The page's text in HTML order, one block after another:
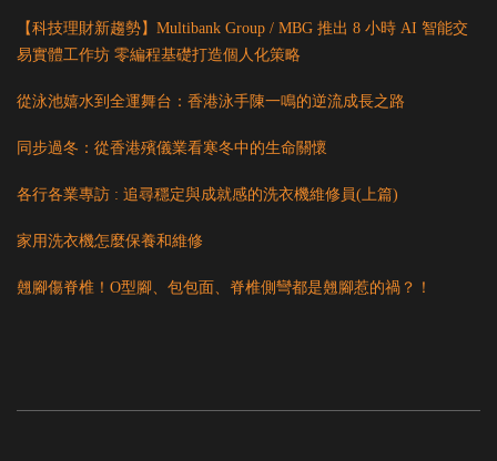
【科技理財新趨勢】Multibank Group / MBG 推出 8 小時 AI 智能交
易實體工作坊 零編程基礎打造個人化策略
從泳池嬉水到全運舞台：香港泳手陳一鳴的逆流成長之路
同步過冬：從香港殯儀業看寒冬中的生命關懷
各行各業專訪 : 追尋穩定與成就感的洗衣機維修員(上篇)
家用洗衣機怎麼保養和維修
翹腳傷脊椎！O型腳、包包面、脊椎側彎都是翹腳惹的禍？！